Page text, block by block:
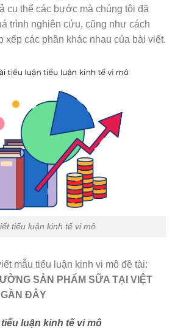
cụ thể các bước mà chúng tôi đã
trình nghiên cứu, cũng như cách
xếp các phần khác nhau của bài viết.
tiểu luận kinh tế vi mô
mẫu tiểu luận kinh vi mô đề tài:
SẢN PHẨM SỮA TẠI VIỆT
ĐÂY
luận kinh tế vi mô